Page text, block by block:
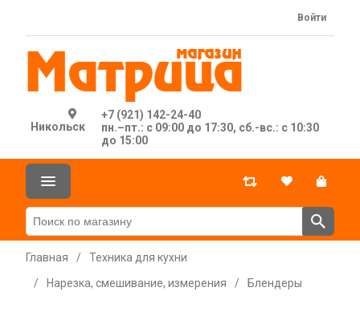
Никольск
+7 (921) 142-24-40
пн.–пт.: с 09:00 до 17:30, сб.-вс.: с 10:30
до 15:00
Войти
Главная /
Техника для кухни
/
Нарезка, смешивание, измерения / Блендеры